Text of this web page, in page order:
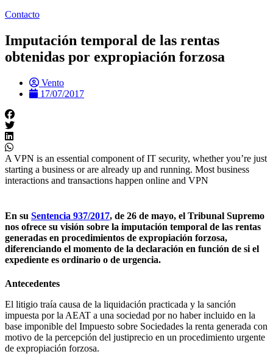
Contacto
Imputación temporal de las rentas
obtenidas por expropiación forzosa
Vento
17/07/2017
A VPN is an essential component of IT security, whether you’re just
starting a business or are already up and running. Most business
interactions and transactions happen online and VPN
En su Sentencia 937/2017, de 26 de mayo, el Tribunal Supremo
nos ofrece su visión sobre la imputación temporal de las rentas
generadas en procedimientos de expropiación forzosa,
diferenciando el momento de la declaración en función de si el
expediente es ordinario o de urgencia.
Antecedentes
El litigio traía causa de la liquidación practicada y la sanción
impuesta por la AEAT a una sociedad por no haber incluido en la
base imponible del Impuesto sobre Sociedades la renta generada con
motivo de la percepción del justiprecio en un procedimiento urgente
de expropiación forzosa.